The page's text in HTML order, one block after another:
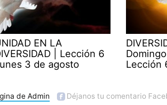
EN LA
| Lección 6
3 de agosto
Lección
de Admin Déjanos tu comentario